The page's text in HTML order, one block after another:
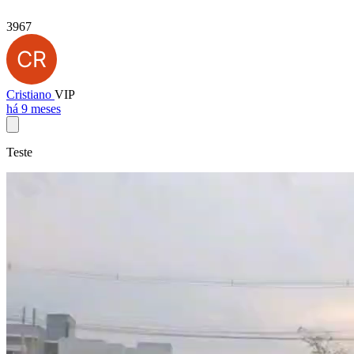
3967
Cristiano VIP
há 9 meses
Teste